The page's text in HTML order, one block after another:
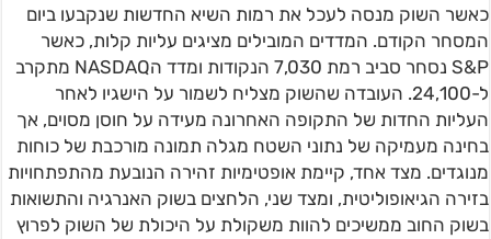
כאשר השוק מנסה לעכל את רמות השיא החדשות שנקבעו ביום
המסחר הקודם. המדדים המובילים מציגים עליות קלות, כאשר
S&P נסחר סביב רמת 7,030 הנקודות ומדד הNASDAQ מתקרב
ל-24,100. העובדה שהשוק מצליח לשמור על הישגיו לאחר
העליות החדות של התקופה האחרונה מעידה על חוסן מסוים, אך
בחינה מעמיקה של נתוני השטח מגלה תמונה מורכבת של כוחות
מנוגדים. מצד אחד, קיימת אופטימיות זהירה הנובעת מהתפתחויות
בזירה הגיאופוליטית, ומצד שני, הלחצים בשוק האנרגיה והתשואות
בשוק החוב ממשיכים להוות משקולת על היכולת של השוק לפרוץ